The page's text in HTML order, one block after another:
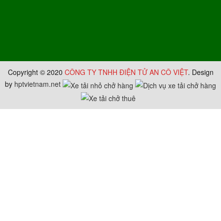
Copyright © 2020 CÔNG TY TNHH ĐIỆN TỬ AN CÔ VIỆT. Design
by hptvietnam.net